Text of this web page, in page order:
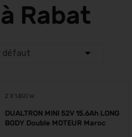
Rabat
2 X 1450 W
DUALTRON MINI 52V 15.6Ah LONG
BODY Double MOTEUR Maroc